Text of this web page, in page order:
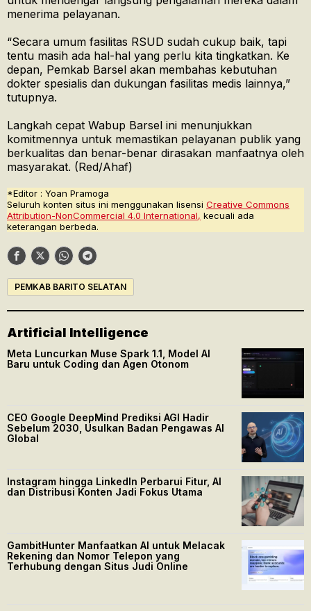
menerima pelayanan.
“Secara umum fasilitas RSUD sudah cukup baik, tapi
tentu masih ada hal-hal yang perlu kita tingkatkan. Ke
depan, Pemkab Barsel akan membahas kebutuhan
dokter spesialis dan dukungan fasilitas medis lainnya,”
tutupnya.
Langkah cepat Wabup Barsel ini menunjukkan
komitmennya untuk memastikan pelayanan publik yang
berkualitas dan benar-benar dirasakan manfaatnya oleh
masyarakat. (Red/Ahaf)
*Editor : Yoan Pramoga
Seluruh konten situs ini menggunakan lisensi Creative Commons
Attribution-NonCommercial 4.0 International, kecuali ada
keterangan berbeda.
PEMKAB BARITO SELATAN
Artificial Intelligence
Meta Luncurkan Muse Spark 1.1, Model AI
Baru untuk Coding dan Agen Otonom
CEO Google DeepMind Prediksi AGI Hadir
Sebelum 2030, Usulkan Badan Pengawas AI
Global
Instagram hingga LinkedIn Perbarui Fitur, AI
dan Distribusi Konten Jadi Fokus Utama
GambitHunter Manfaatkan AI untuk Melacak
Rekening dan Nomor Telepon yang
Terhubung dengan Situs Judi Online